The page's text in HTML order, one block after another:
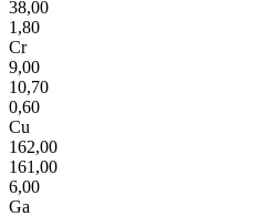
38,00
1,80
Cr
9,00
10,70
0,60
Cu
162,00
161,00
6,00
Ga